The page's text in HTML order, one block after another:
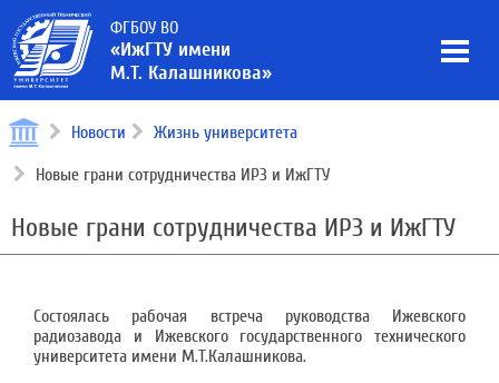
ФГБОУ ВО
«ИжГТУ имени
М.Т. Калашникова»
Новости Жизнь университета
Новые грани сотрудничества ИРЗ и ИжГТУ
Новые грани сотрудничества ИРЗ и ИжГТУ
Состоялась рабочая встреча руководства Ижевского
радиозавода и Ижевского государственного технического
университета имени М.Т.Калашникова.